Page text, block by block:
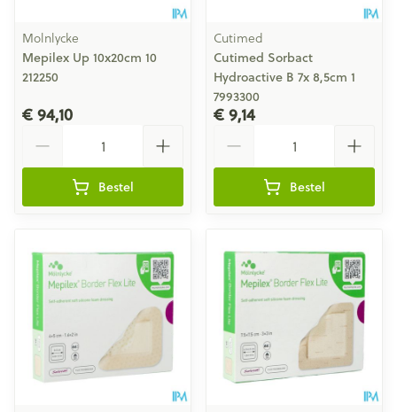
Molnlycke
Mepilex Up 10x20cm 10
212250
€ 94,10
Bestel
Cutimed
Cutimed Sorbact
Hydroactive B 7x 8,5cm 1
7993300
€ 9,14
Bestel